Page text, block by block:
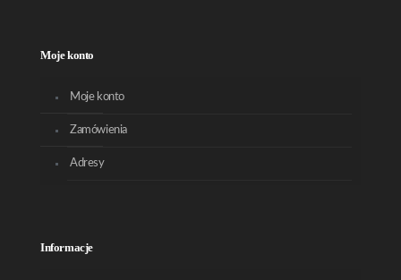
Moje konto
Moje konto
Zamówienia
Adresy
Informacje